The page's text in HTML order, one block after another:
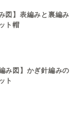
図】表編みと裏編み
ト帽
み図】かぎ針編みの
ト